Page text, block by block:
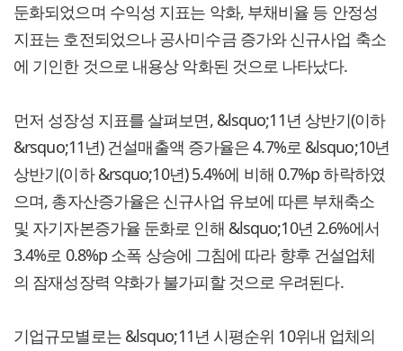
둔화되었으며 수익성 지표는 악화, 부채비율 등 안정성
지표는 호전되었으나 공사미수금 증가와 신규사업 축소
에 기인한 것으로 내용상 악화된 것으로 나타났다.
먼저 성장성 지표를 살펴보면, &lsquo;11년 상반기(이하
&rsquo;11년) 건설매출액 증가율은 4.7%로 &lsquo;10년
상반기(이하 &rsquo;10년) 5.4%에 비해 0.7%p 하락하였
으며, 총자산증가율은 신규사업 유보에 따른 부채축소
및 자기자본증가율 둔화로 인해 &lsquo;10년 2.6%에서
3.4%로 0.8%p 소폭 상승에 그침에 따라 향후 건설업체
의 잠재성장력 약화가 불가피할 것으로 우려된다.
기업규모별로는 &lsquo;11년 시평순위 10위내 업체의